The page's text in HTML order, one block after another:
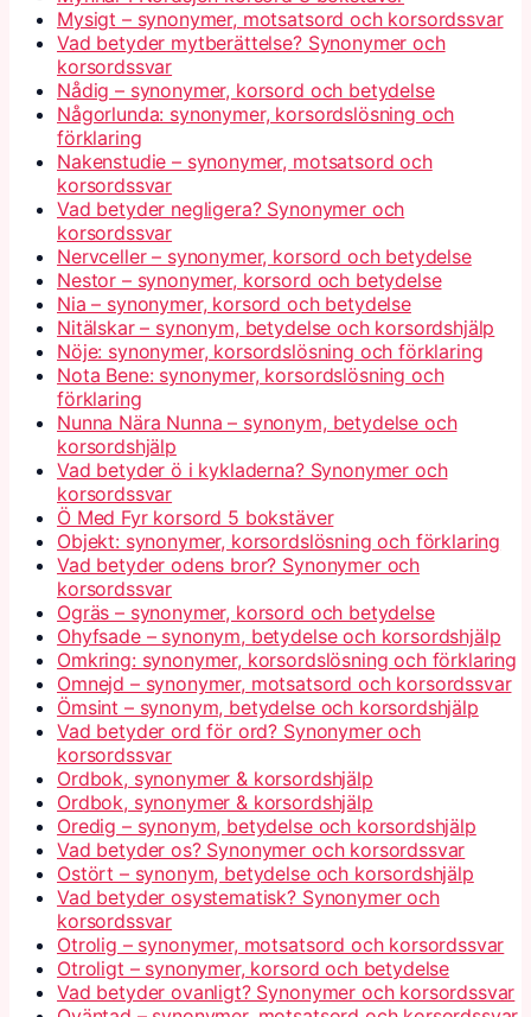
Mysigt – synonymer, motsatsord och korsordssvar
Vad betyder mytberättelse? Synonymer och
korsordssvar
Nådig – synonymer, korsord och betydelse
Någorlunda: synonymer, korsordslösning och
förklaring
Nakenstudie – synonymer, motsatsord och
korsordssvar
Vad betyder negligera? Synonymer och
korsordssvar
Nervceller – synonymer, korsord och betydelse
Nestor – synonymer, korsord och betydelse
Nia – synonymer, korsord och betydelse
Nitälskar – synonym, betydelse och korsordshjälp
Nöje: synonymer, korsordslösning och förklaring
Nota Bene: synonymer, korsordslösning och
förklaring
Nunna Nära Nunna – synonym, betydelse och
korsordshjälp
Vad betyder ö i kykladerna? Synonymer och
korsordssvar
Ö Med Fyr korsord 5 bokstäver
Objekt: synonymer, korsordslösning och förklaring
Vad betyder odens bror? Synonymer och
korsordssvar
Ogräs – synonymer, korsord och betydelse
Ohyfsade – synonym, betydelse och korsordshjälp
Omkring: synonymer, korsordslösning och förklaring
Omnejd – synonymer, motsatsord och korsordssvar
Ömsint – synonym, betydelse och korsordshjälp
Vad betyder ord för ord? Synonymer och
korsordssvar
Ordbok, synonymer & korsordshjälp
Ordbok, synonymer & korsordshjälp
Oredig – synonym, betydelse och korsordshjälp
Vad betyder os? Synonymer och korsordssvar
Ostört – synonym, betydelse och korsordshjälp
Vad betyder osystematisk? Synonymer och
korsordssvar
Otrolig – synonymer, motsatsord och korsordssvar
Otroligt – synonymer, korsord och betydelse
Vad betyder ovanligt? Synonymer och korsordssvar